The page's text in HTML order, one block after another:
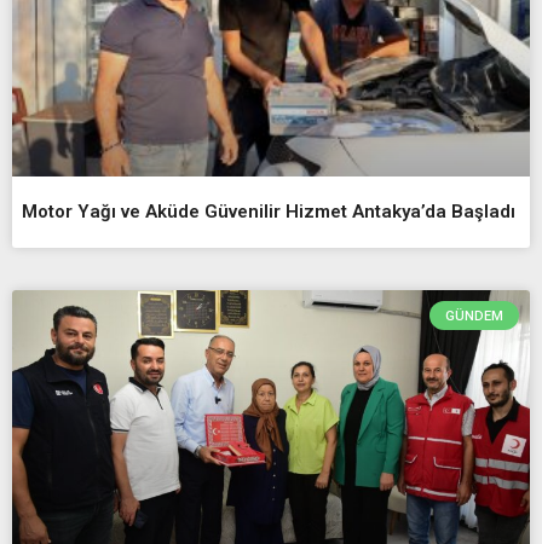
Motor Yağı ve Aküde Güvenilir Hizmet Antakya’da Başladı
GÜNDEM